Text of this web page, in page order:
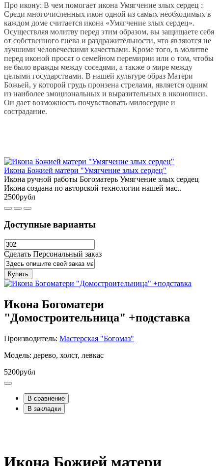
Про икону: В чем помогает икона Умягчение злых сердец :
Среди многочисленных икон одной из самых необходимых в
каждом доме считается икона «Умягчение злых сердец».
Осуществляя молитву перед этим образом, вы защищаете себя
от собственного гнева и раздражительности, что являются не
лучшими человеческими качествами. Кроме того, в молитве
перед иконой просят о семейном перемирии или о том, чтобы
не было вражды между соседями, а также о мире между
целыми государствами. В нашей культуре образ Матери
Божьей, у которой грудь пронзена стрелами, является одним
из наиболее эмоциональных и выразительных в иконописи.
Он дает возможность почувствовать милосердие и
сострадание.
Икона Божией матери "Умягчение злых сердец"
Икона ручной работы Богоматерь Умягчение злых сердец
Икона создана по авторской технологии нашей мас..
2500рубл
Доступные варианты
Сделать Персональный заказ
Купить
Икона Богоматери
"Домостроительница" +подставка
Производитель: Мастерская "Богомаз"
Модель: дерево, холст, левкас
5200рубл
В сравнение
В закладки
Икона Божией матери